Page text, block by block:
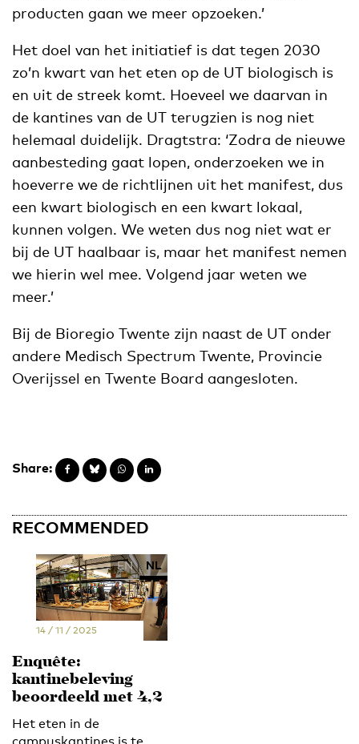
producten gaan we meer opzoeken.’
Het doel van het initiatief is dat tegen 2030
zo’n kwart van het eten op de UT biologisch is
en uit de streek komt. Hoeveel we daarvan in
de kantines van de UT terugzien is nog niet
helemaal duidelijk. Dragtstra: ‘Zodra de nieuwe
aanbesteding gaat lopen, onderzoeken we in
hoeverre we de richtlijnen uit het manifest, dus
een kwart biologisch en een kwart lokaal,
kunnen volgen. We weten dus nog niet wat er
bij de UT haalbaar is, maar het manifest nemen
we hierin wel mee. Volgend jaar weten we
meer.’
Bij de Bioregio Twente zijn naast de UT onder
andere Medisch Spectrum Twente, Provincie
Overijssel en Twente Board aangesloten.
Share:
RECOMMENDED
EN NL
14 / 11 / 2025
Enquête:
kantinebeleving
beoordeeld met 4,2
Het eten in de